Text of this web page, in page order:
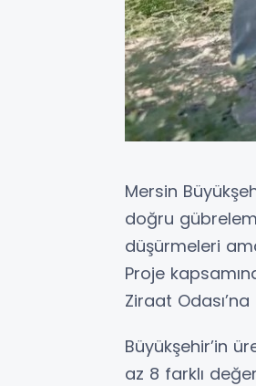
Mersin
doğru
düşürmeleri
Proje
Ziraat
Büyükşehir’in
az 8 farklı